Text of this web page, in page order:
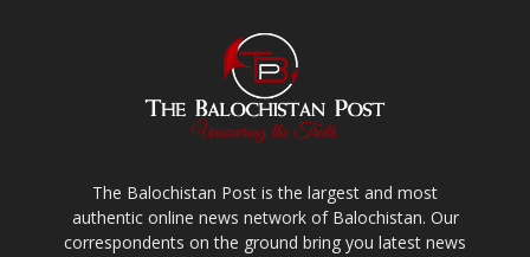
The Balochistan Post is the largest and most
authentic online news network of Balochistan. Our
correspondents on the ground bring you latest news